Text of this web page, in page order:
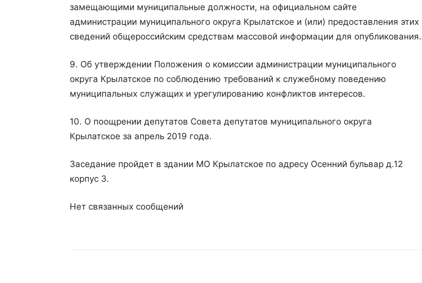
замещающими муниципальные должности, на официальном сайте
администрации муниципального округа Крылатское и (или) предоставления этих
сведений общероссийским средствам массовой информации для опубликования.
9. Об утверждении Положения о комиссии администрации муниципального
округа Крылатское по соблюдению требований к служебному поведению
муниципальных служащих и урегулированию конфликтов интересов.
10. О поощрении депутатов Совета депутатов муниципального округа
Крылатское за апрель 2019 года.
Заседание пройдет в здании МО Крылатское по адресу Осенний бульвар д.12
корпус 3.
Нет связанных сообщений